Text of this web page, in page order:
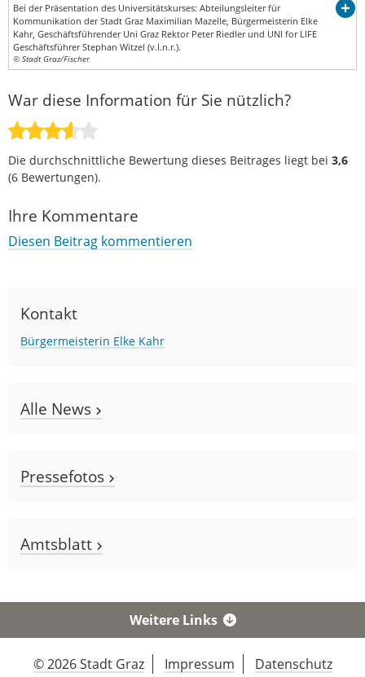
Bei der Präsentation des Universitätskurses: Abteilungsleiter für
Kommunikation der Stadt Graz Maximilian Mazelle, Bürgermeisterin Elke
Kahr, Geschäftsführender Uni Graz Rektor Peter Riedler und UNI for LIFE
Geschäftsführer Stephan Witzel (v.l.n.r.).
© Stadt Graz/Fischer
War diese Information für Sie nützlich?
Die durchschnittliche Bewertung dieses Beitrages liegt bei 3,6
(6 Bewertungen).
Ihre Kommentare
Diesen Beitrag kommentieren
Kontakt
Bürgermeisterin Elke Kahr
Alle News
Pressefotos
Amtsblatt
Weitere Links
© 2026 Stadt Graz Impressum Datenschutz